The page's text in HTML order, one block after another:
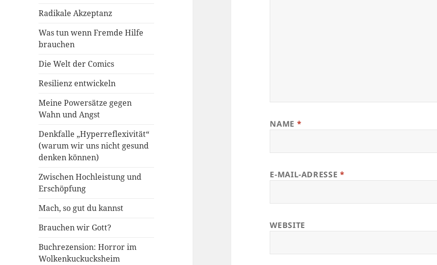
Radikale Akzeptanz
Was tun wenn Fremde Hilfe
brauchen
Die Welt der Comics
Resilienz entwickeln
Meine Powersätze gegen
Wahn und Angst
Denkfalle „Hyperreflexivität“
(warum wir uns nicht gesund
denken können)
Zwischen Hochleistung und
Erschöpfung
Mach, so gut du kannst
Brauchen wir Gott?
Buchrezension: Horror im
Wolkenkuckucksheim
NAME *
E-MAIL-ADRESSE *
WEBSITE